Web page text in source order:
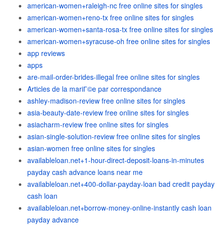
american-women+raleigh-nc free online sites for singles
american-women+reno-tx free online sites for singles
american-women+santa-rosa-tx free online sites for singles
american-women+syracuse-oh free online sites for singles
app reviews
apps
are-mail-order-brides-illegal free online sites for singles
Articles de la mariГ©e par correspondance
ashley-madison-review free online sites for singles
asia-beauty-date-review free online sites for singles
asiacharm-review free online sites for singles
asian-single-solution-review free online sites for singles
asian-women free online sites for singles
availableloan.net+1-hour-direct-deposit-loans-in-minutes
payday cash advance loans near me
availableloan.net+400-dollar-payday-loan bad credit payday
cash loan
availableloan.net+borrow-money-online-instantly cash loan
payday advance